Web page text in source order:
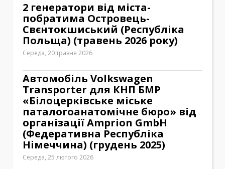
2 генератори від міста-
побратима Островець-
Свєнтокшиський (Республіка
Польща) (травень 2026 року)
Середа, 20 травня 2026
Автомобіль Volkswagen
Transporter для КНП БМР
«Білоцерківське міське
паталогоанатомічне бюро» від
організації Amprion GmbH
(Федеративна Республіка
Німеччина) (грудень 2025)
Середа, 25 лютого 2026